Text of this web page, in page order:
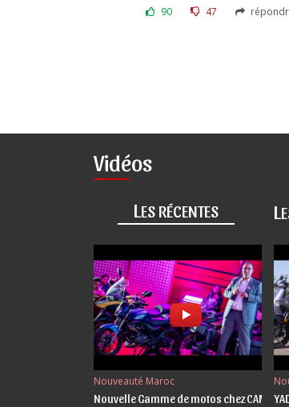
90 47
Vidéos
L ES RÉCENTES L
Nouveauté Maroc
Nouvelle Gamme de motos chez CAMEL